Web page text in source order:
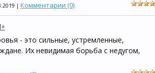
| Комментарии (0)
- это сильные, устремленные,
Их невидимая борьба с недугом,